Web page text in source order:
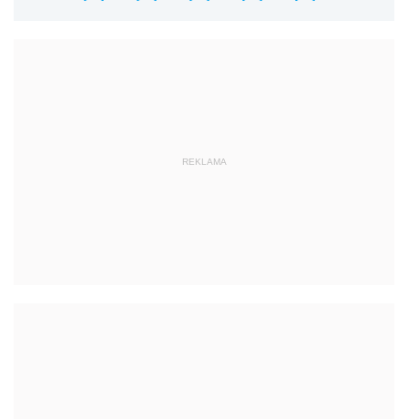
REKLAMA